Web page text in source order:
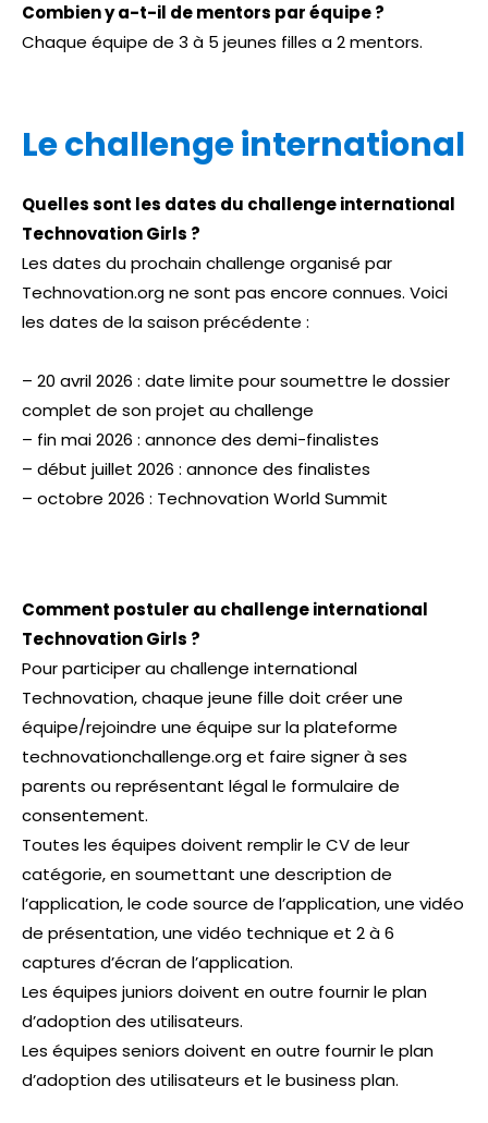
Combien y a-t-il de mentors par équipe ?
Chaque équipe de 3 à 5 jeunes filles a 2 mentors.
Le challenge international
Quelles sont les dates du challenge international
Technovation Girls ?
Les dates du prochain challenge organisé par
Technovation.org ne sont pas encore connues. Voici
les dates de la saison précédente :
– 20 avril 2026 : date limite pour soumettre le dossier
complet de son projet au challenge
– fin mai 2026 : annonce des demi-finalistes
– début juillet 2026 : annonce des finalistes
– octobre 2026 : Technovation World Summit
Comment postuler au challenge international
Technovation Girls ?
Pour participer au challenge international
Technovation, chaque jeune fille doit créer une
équipe/rejoindre une équipe sur la plateforme
technovationchallenge.org et faire signer à ses
parents ou représentant légal le formulaire de
consentement.
Toutes les équipes doivent remplir le CV de leur
catégorie, en soumettant une description de
l’application, le code source de l’application, une vidéo
de présentation, une vidéo technique et 2 à 6
captures d’écran de l’application.
Les équipes juniors doivent en outre fournir le plan
d’adoption des utilisateurs.
Les équipes seniors doivent en outre fournir le plan
d’adoption des utilisateurs et le business plan.